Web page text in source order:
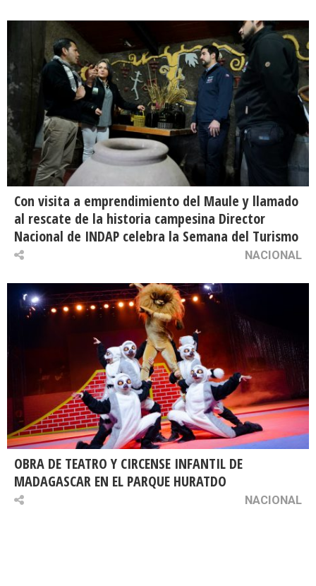
Con visita a emprendimiento del Maule y llamado
al rescate de la historia campesina Director
Nacional de INDAP celebra la Semana del Turismo
NACIONAL
OBRA DE TEATRO Y CIRCENSE INFANTIL DE
MADAGASCAR EN EL PARQUE HURATDO
NACIONAL